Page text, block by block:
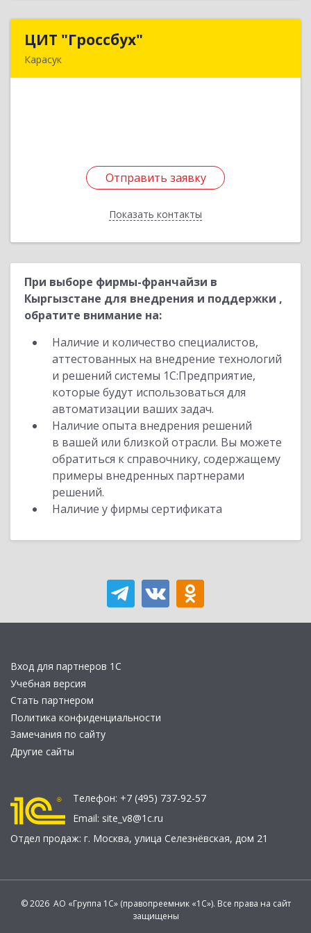
ЦИТ "Гроссбух"
Карасук
Отправить заявку
Показать контакты
Отправить заявку
Назад
При выборе фирмы-франчайзи в
Кыргызстане для внедрения и поддержки ,
обратите внимание на:
Наличие и количество специалистов,
аттестованных на внедрение технологий
и решений системы 1С:Предприятие,
которые будут использоваться для
автоматизации ваших задач.
Наличие опыта внедрения решений
в вашей или близкой отрасли. Вы можете
обратиться к справочнику, содержащему
примеры внедренных партнерами
решений.
Наличие у фирмы сертификата
Вход для партнеров 1С
Учебная версия
Стать партнером
Политика конфиденциальности
Замечания по сайту
Другие сайты
Телефон: +7 (495) 737-92-57
Email: site_v8@1c.ru
Отдел продаж: г. Москва, улица Селезнёвская, дом 21
© 2026 АО «Группа 1С» (правопреемник «1С»). Все права на сайт
защищены